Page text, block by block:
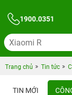
1900.0351
Trang chủ Tin tức
TIN MỚI